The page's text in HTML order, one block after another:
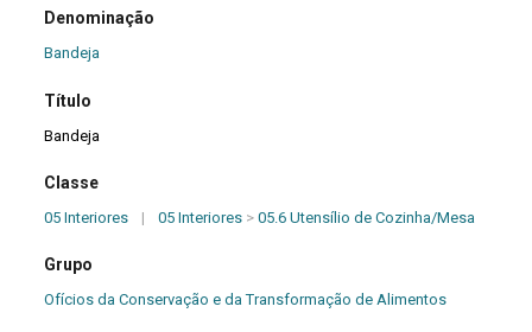
Denominação
Bandeja
Título
Bandeja
Classe
05 Interiores | 05 Interiores >05.6 Utensílio de Cozinha/Mesa
Grupo
Ofícios da Conservação e da Transformação de Alimentos